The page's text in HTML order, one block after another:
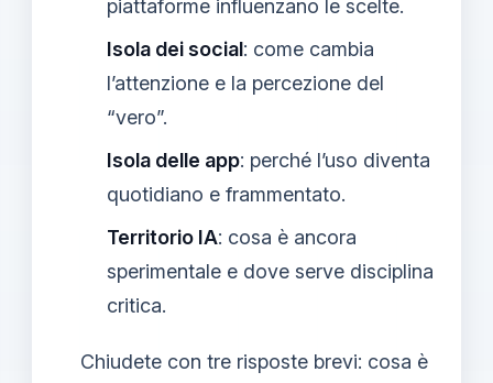
piattaforme influenzano le scelte.
Isola dei social: come cambia
l’attenzione e la percezione del
“vero”.
Isola delle app: perché l’uso diventa
quotidiano e frammentato.
Territorio IA: cosa è ancora
sperimentale e dove serve disciplina
critica.
Chiudete con tre risposte brevi: cosa è